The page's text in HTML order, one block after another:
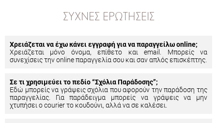
ΣΥΧΝΈΣ ΕΡΩΤΉΣΕΙΣ
Χρειάζεται να έχω κάνει εγγραφή για να παραγγείλω online;
Χρειάζεται μόνο όνομα, επίθετο και email. Μπορείς να
συνεχίσεις την online παραγγελία σου και σαν απλός επισκέπτης.
Σε τι χρησιμεύει το πεδίο “Σχόλια Παράδοσης”;
Εδώ μπορείς να γράψεις σχόλια που αφορούν την παράδοση της
παραγγελίας. Για παράδειγμα μπορείς να γράψεις να μην
χτυπήσει ο courier το κουδούνι, αλλά να σε καλέσει.